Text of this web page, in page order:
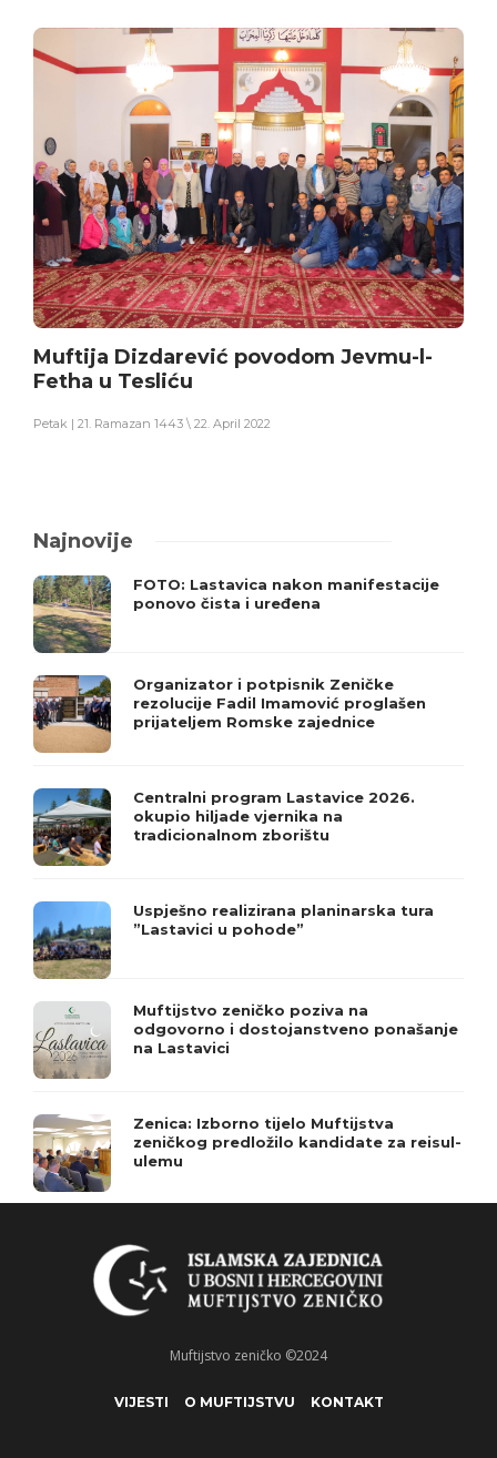
Muftija Dizdarević povodom Jevmu-l-
Fetha u Tesliću
Petak | 21. Ramazan 1443 \ 22. April 2022
Najnovije
FOTO: Lastavica nakon manifestacije
ponovo čista i uređena
Organizator i potpisnik Zeničke
rezolucije Fadil Imamović proglašen
prijateljem Romske zajednice
Centralni program Lastavice 2026.
okupio hiljade vjernika na
tradicionalnom zborištu
Uspješno realizirana planinarska tura
”Lastavici u pohode”
Muftijstvo zeničko poziva na
odgovorno i dostojanstveno ponašanje
na Lastavici
Zenica: Izborno tijelo Muftijstva
zeničkog predložilo kandidate za reisul-
ulemu
Muftijstvo zeničko ©2024
VIJESTI O MUFTIJSTVU KONTAKT